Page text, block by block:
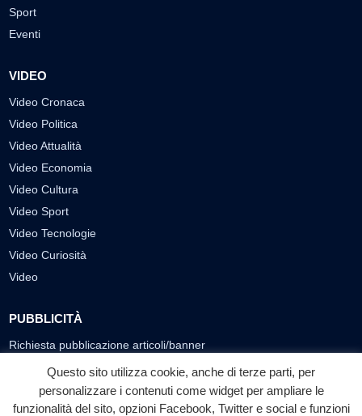
Sport
Eventi
VIDEO
Video Cronaca
Video Politica
Video Attualità
Video Economia
Video Cultura
Video Sport
Video Tecnologie
Video Curiosità
Video
PUBBLICITÀ
Richiesta pubblicazione articoli/banner
SEGUICI SUI SOCIAL
Questo sito utilizza cookie, anche di terze parti, per
personalizzare i contenuti come widget per ampliare le
funzionalità del sito, opzioni Facebook, Twitter e social e funzioni